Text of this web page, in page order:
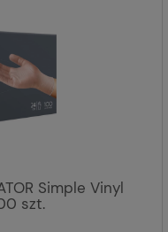
Simple Vinyl
szt.